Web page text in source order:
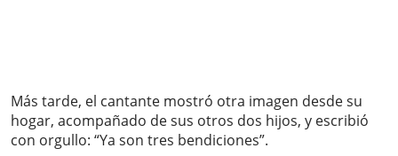
Más tarde, el cantante mostró otra imagen desde su
hogar, acompañado de sus otros dos hijos, y escribió
con orgullo: “Ya son tres bendiciones”.